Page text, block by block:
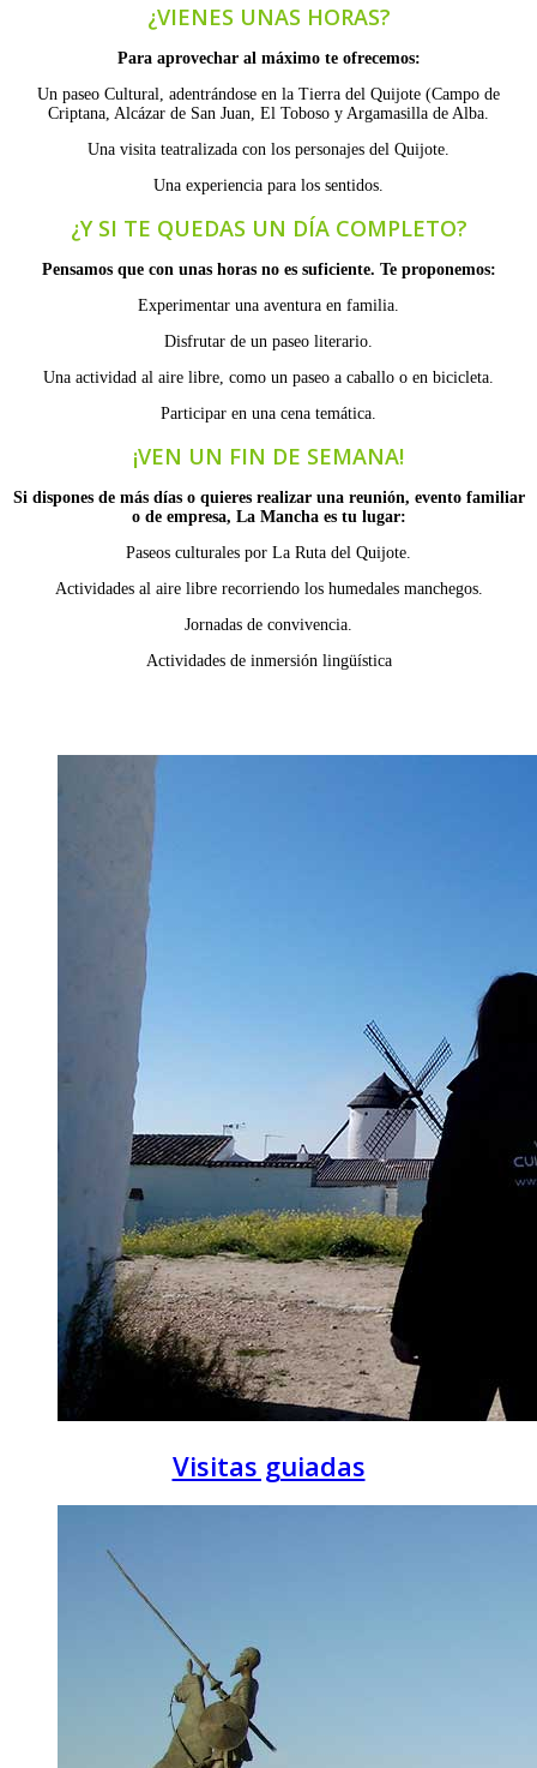
¿VIENES UNAS HORAS?
Para aprovechar al máximo te ofrecemos:
Un paseo Cultural, adentrándose en la Tierra del Quijote (Campo de
Criptana, Alcázar de San Juan, El Toboso y Argamasilla de Alba.
Una visita teatralizada con los personajes del Quijote.
Una experiencia para los sentidos.
¿Y SI TE QUEDAS UN DÍA COMPLETO?
Pensamos que con unas horas no es suficiente. Te proponemos:
Experimentar una aventura en familia.
Disfrutar de un paseo literario.
Una actividad al aire libre, como un paseo a caballo o en bicicleta.
Participar en una cena temática.
¡VEN UN FIN DE SEMANA!
Si dispones de más días o quieres realizar una reunión, evento familiar
o de empresa, La Mancha es tu lugar:
Paseos culturales por La Ruta del Quijote.
Actividades al aire libre recorriendo los humedales manchegos.
Jornadas de convivencia.
Actividades de inmersión lingüística
Visitas guiadas